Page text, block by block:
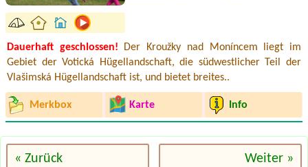
Dauerhaft geschlossen! Der Kroužky nad Moníncem liegt im
Gebiet der Votická Hügellandschaft, die südwestlicher Teil der
Vlašimská Hügellandschaft ist, und bietet breites..
Merkbox Karte Info
« Zurück Weiter »